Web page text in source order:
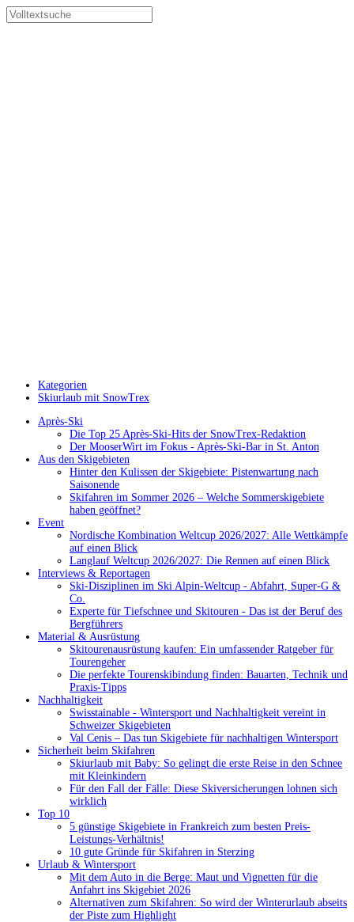
Kategorien
Skiurlaub mit SnowTrex
Après-Ski
Die Top 25 Après-Ski-Hits der SnowTrex-Redaktion
Der MooserWirt im Fokus - Après-Ski-Bar in St. Anton
Aus den Skigebieten
Hinter den Kulissen der Skigebiete: Pistenwartung nach
Saisonende
Skifahren im Sommer 2026 – Welche Sommerskigebiete
haben geöffnet?
Event
Nordische Kombination Weltcup 2026/2027: Alle Wettkämpfe
auf einen Blick
Langlauf Weltcup 2026/2027: Die Rennen auf einen Blick
Interviews & Reportagen
Ski-Disziplinen im Ski Alpin-Weltcup - Abfahrt, Super-G &
Co.
Experte für Tiefschnee und Skitouren - Das ist der Beruf des
Bergführers
Material & Ausrüstung
Skitourenausrüstung kaufen: Ein umfassender Ratgeber für
Tourengeher
Die perfekte Tourenskibindung finden: Bauarten, Technik und
Praxis-Tipps
Nachhaltigkeit
Swisstainable - Wintersport und Nachhaltigkeit vereint in
Schweizer Skigebieten
Val Cenis – Das tun Skigebiete für nachhaltigen Wintersport
Sicherheit beim Skifahren
Skiurlaub mit Baby: So gelingt die erste Reise in den Schnee
mit Kleinkindern
Für den Fall der Fälle: Diese Skiversicherungen lohnen sich
wirklich
Top 10
5 günstige Skigebiete in Frankreich zum besten Preis-
Leistungs-Verhältnis!
10 gute Gründe für Skifahren in Sterzing
Urlaub & Wintersport
Mit dem Auto in die Berge: Maut und Vignetten für die
Anfahrt ins Skigebiet 2026
Alternativen zum Skifahren: So wird der Winterurlaub abseits
der Piste zum Highlight